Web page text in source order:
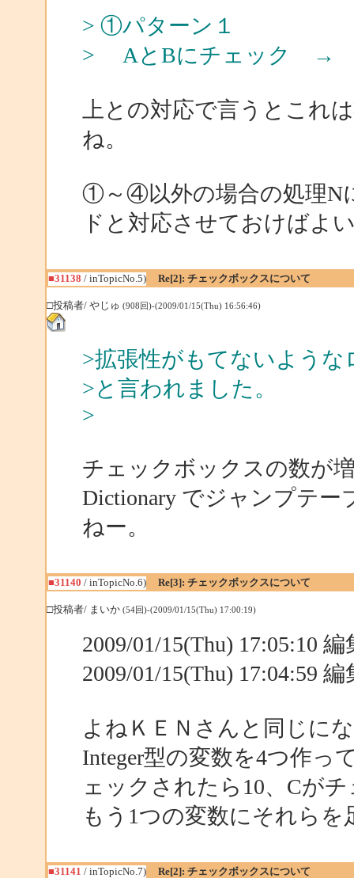
> ①パターン１
> AとBにチェック →
上との対応で言うとこれ
ね。
①～④以外の場合の処理N
ドと対応させておけばよ
■31138 / inTopicNo.5) Re[2]: チェックボックスについて
□投稿者/ やじゅ (908回)-(2009/01/15(Thu) 16:56:46)
>拡張性がもてないよう
>と言われました。
>
チェックボックスの数が
Dictionary でジャンプテ
ねー。
■31140 / inTopicNo.6) Re[3]: チェックボックスについて
□投稿者/ まいか (54回)-(2009/01/15(Thu) 17:00:19)
2009/01/15(Thu) 17:05:10
2009/01/15(Thu) 17:04:59
よねＫＥＮさんと同じに
Integer型の変数を4つ作っ
ェックされたら10、Cが
もう1つの変数にそれら
■31141 / inTopicNo.7) Re[2]: チェックボックスについて